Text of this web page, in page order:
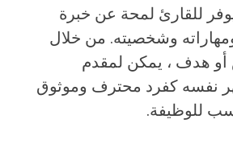
للقارئ لمحة عن خبرة
وشخصيته. من خلال
هدف ، يمكن لمقدم
نفسه كفرد محترف وموثوق
للوظيفة.